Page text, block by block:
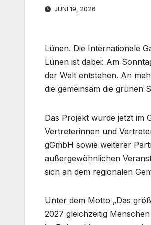
JUNI 19, 2026
Lünen. Die Internationale
Lünen ist dabei: Am
der Welt entstehen. An
die gemeinsam die grünen
Das Projekt wurde jetzt im
Vertreterinnen und
gGmbH sowie weiterer
außergewöhnlichen
sich an dem regionalen
Unter dem Motto „Das
2027 gleichzeitig